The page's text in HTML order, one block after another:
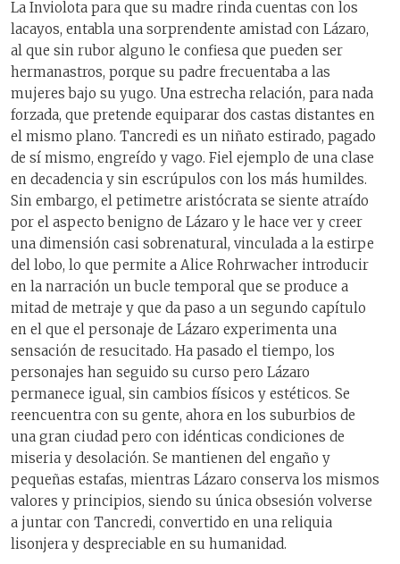
La Inviolota para que su madre rinda cuentas con los
lacayos, entabla una sorprendente amistad con Lázaro,
al que sin rubor alguno le confiesa que pueden ser
hermanastros, porque su padre frecuentaba a las
mujeres bajo su yugo. Una estrecha relación, para nada
forzada, que pretende equiparar dos castas distantes en
el mismo plano. Tancredi es un niñato estirado, pagado
de sí mismo, engreído y vago. Fiel ejemplo de una clase
en decadencia y sin escrúpulos con los más humildes.
Sin embargo, el petimetre aristócrata se siente atraído
por el aspecto benigno de Lázaro y le hace ver y creer
una dimensión casi sobrenatural, vinculada a la estirpe
del lobo, lo que permite a Alice Rohrwacher introducir
en la narración un bucle temporal que se produce a
mitad de metraje y que da paso a un segundo capítulo
en el que el personaje de Lázaro experimenta una
sensación de resucitado. Ha pasado el tiempo, los
personajes han seguido su curso pero Lázaro
permanece igual, sin cambios físicos y estéticos. Se
reencuentra con su gente, ahora en los suburbios de
una gran ciudad pero con idénticas condiciones de
miseria y desolación. Se mantienen del engaño y
pequeñas estafas, mientras Lázaro conserva los mismos
valores y principios, siendo su única obsesión volverse
a juntar con Tancredi, convertido en una reliquia
lisonjera y despreciable en su humanidad.